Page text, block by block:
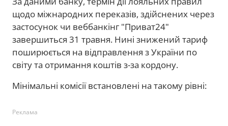
щодо міжнародних переказів, здійснених через
застосунок чи веббанкінг "Приват24"
завершиться 31 травня. Нині знижений тариф
поширюється на відправлення з України по
світу та отримання коштів з-за кордону.
Мінімальні комісії встановлені на такому рівні:
Реклама